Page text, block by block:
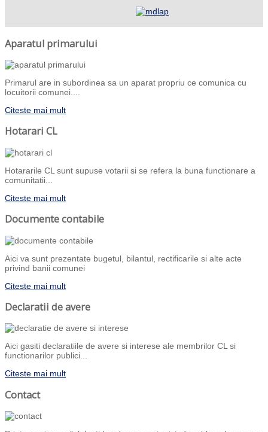
Aparatul primarului
Primarul are in subordinea sa un aparat propriu ce comunica cu
locuitorii comunei....
Citeste mai mult
Hotarari CL
Hotararile CL sunt supuse votarii si se refera la buna functionare a
comunitatii...
Citeste mai mult
Documente contabile
Aici va sunt prezentate bugetul, bilantul, rectificarile si alte acte
privind banii comunei
Citeste mai mult
Declaratii de avere
Aici gasiti declaratiile de avere si interese ale membrilor CL si
functionarilor publici...
Citeste mai mult
Contact